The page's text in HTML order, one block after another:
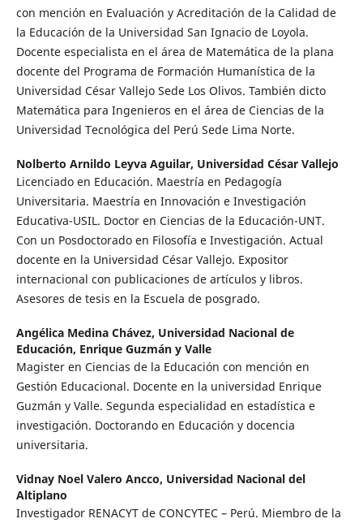
con mención en Evaluación y Acreditación de la Calidad de
la Educación de la Universidad San Ignacio de Loyola.
Docente especialista en el área de Matemática de la plana
docente del Programa de Formación Humanística de la
Universidad César Vallejo Sede Los Olivos. También dicto
Matemática para Ingenieros en el área de Ciencias de la
Universidad Tecnológica del Perú Sede Lima Norte.
Nolberto Arnildo Leyva Aguilar, Universidad César Vallejo
Licenciado en Educación. Maestría en Pedagogía
Universitaria. Maestría en Innovación e Investigación
Educativa-USIL. Doctor en Ciencias de la Educación-UNT.
Con un Posdoctorado en Filosofía e Investigación. Actual
docente en la Universidad César Vallejo. Expositor
internacional con publicaciones de artículos y libros.
Asesores de tesis en la Escuela de posgrado.
Angélica Medina Chávez, Universidad Nacional de
Educación, Enrique Guzmán y Valle
Magister en Ciencias de la Educación con mención en
Gestión Educacional. Docente en la universidad Enrique
Guzmán y Valle. Segunda especialidad en estadística e
investigación. Doctorando en Educación y docencia
universitaria.
Vidnay Noel Valero Ancco, Universidad Nacional del
Altiplano
Investigador RENACYT de CONCYTEC – Perú. Miembro de la